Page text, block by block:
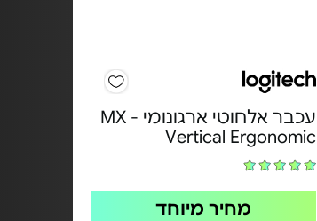
עכבר אלחוטי ארגונומי - MX
Vertical Ergonomic
מחיר מיוחד